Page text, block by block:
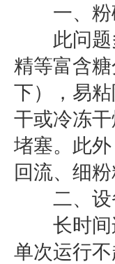
一、粉
此问题多
精等富含
下），易
干或冷冻
堵塞。此
回流、细
二、设
长时间连
单次运行